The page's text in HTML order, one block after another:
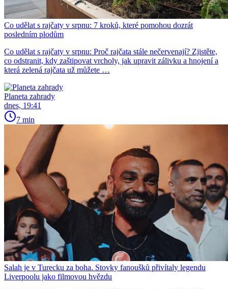
Co udělat s rajčaty v srpnu: 7 kroků, které pomohou dozrát
posledním plodům
Co udělat s rajčaty v srpnu: Proč rajčata stále nečervenají? Zjistěte,
co odstranit, kdy zaštipovat vrcholy, jak upravit zálivku a hnojení a
která zelená rajčata už můžete …
Planeta zahrady
dnes, 19:41
7 min
Salah je v Turecku za boha. Stovky fanoušků přivítaly legendu
Liverpoolu jako filmovou hvězdu